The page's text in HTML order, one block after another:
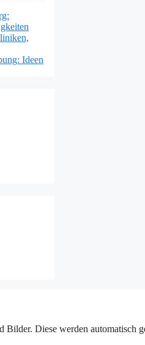
Ideen
Diese werden automatisch